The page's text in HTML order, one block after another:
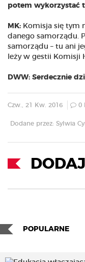
potem wykorzystać
MK: Komisja się tym
danego samorządu.
samorządu – tu ani
leży w gestii Komisji
DWW: Serdecznie
Czw., 21 Kw. 2016 0
Dodane przez: Sylwia
POPULARNE